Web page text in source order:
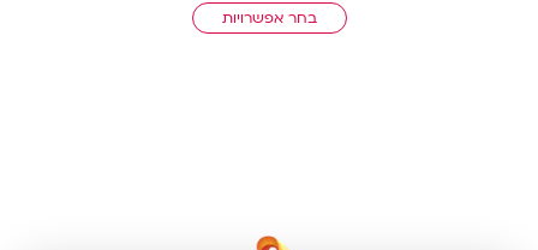
בחר אפשרויות